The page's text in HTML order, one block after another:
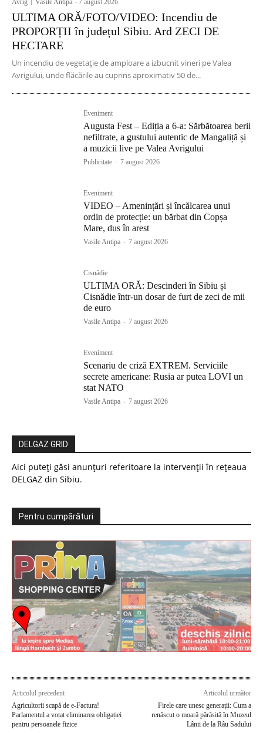
Avrig Vasile Antipa - 7 august 2026
ULTIMA ORĂ/FOTO/VIDEO: Incendiu de
PROPORȚII în județul Sibiu. Ard ZECI DE
HECTARE
Un incendiu de vegetație de amploare a izbucnit vineri pe Valea
Avrigului, unde flăcările au cuprins aproximativ 50 de...
Eveniment
Augusta Fest – Ediția a 6-a: Sărbătoarea berii
nefiltrate, a gustului autentic de Mangaliță și
a muzicii live pe Valea Avrigului
Publicitate - 7 august 2026
Eveniment
VIDEO – Amenințări și încălcarea unui
ordin de protecție: un bărbat din Copșa
Mare, dus în arest
Vasile Antipa - 7 august 2026
Cisnădie
ULTIMA ORĂ: Descinderi în Sibiu și
Cisnădie într-un dosar de furt de zeci de mii
de euro
Vasile Antipa - 7 august 2026
Eveniment
Scenariu de criză EXTREM. Serviciile
secrete americane: Rusia ar putea LOVI un
stat NATO
Vasile Antipa - 7 august 2026
DELGAZ GRID
Aici puteți găsi anunțuri referitoare la intervenții în rețeaua
DELGAZ din Sibiu.
Pentru cumpărături
Articolul precedent
Agricultorii scapă de e-Factura!
Parlamentul a votat eliminarea obligației
pentru persoanele fizice
Articolul următor
Firele care unesc generații: Cum a
renăscut o moară părăsită în Muzeul
Lânii de la Râu Sadului